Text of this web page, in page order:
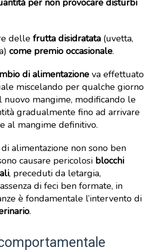
per non provocare disturbi
delle frutta disidratata (uvetta,
come premio occasionale.
di alimentazione va effettuato
miscelando per qualche giorno
nuovo mangime, modificando le
gradualmente fino ad arrivare
al mangime definitivo.
alimentazione non sono ben
causare pericolosi blocchi
, preceduti da letargia,
di feci ben formate, in
è fondamentale l’intervento di
.